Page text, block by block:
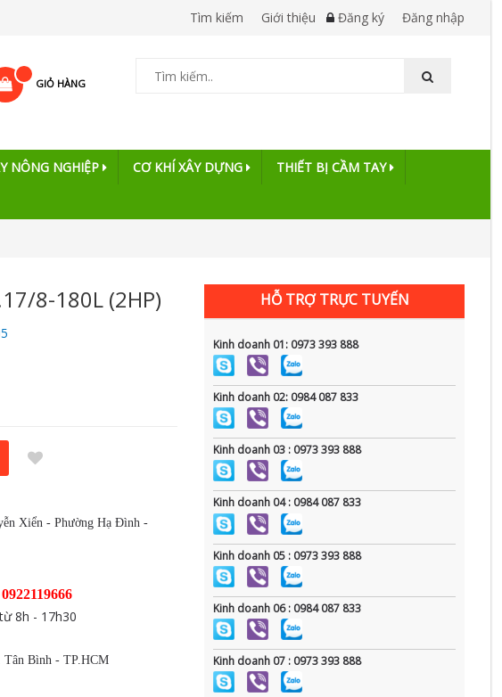
Tìm kiếm Giới thiệu Đăng ký Đăng nhập
GIỎ HÀNG
NÔNG NGHIỆP CƠ KHÍ XÂY DỰNG THIẾT BỊ CẦM TAY
8-180L (2HP)
Xiển - Phường Hạ Đình -
0922119666
8h - 17h30
Tân Bình - TP.HCM
HỖ TRỢ TRỰC TUYẾN
Kinh doanh 01: 0973 393 888
Kinh doanh 02: 0984 087 833
Kinh doanh 03 : 0973 393 888
Kinh doanh 04 : 0984 087 833
Kinh doanh 05 : 0973 393 888
Kinh doanh 06 : 0984 087 833
Kinh doanh 07 : 0973 393 888